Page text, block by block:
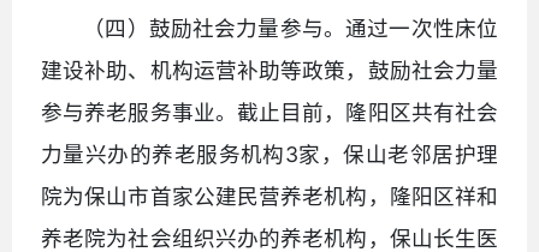
（四）鼓励社会力量参与。通过一次性床位
建设补助、机构运营补助等政策，鼓励社会力量
参与养老服务事业。截止目前，隆阳区共有社会
力量兴办的养老服务机构3家，保山老邻居护理
院为保山市首家公建民营养老机构，隆阳区祥和
养老院为社会组织兴办的养老机构，保山长生医